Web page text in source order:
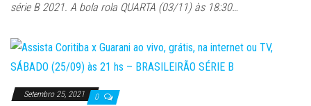
série B 2021. A bola rola QUARTA (03/11) às 18:30…
Setembro 25, 2021 0